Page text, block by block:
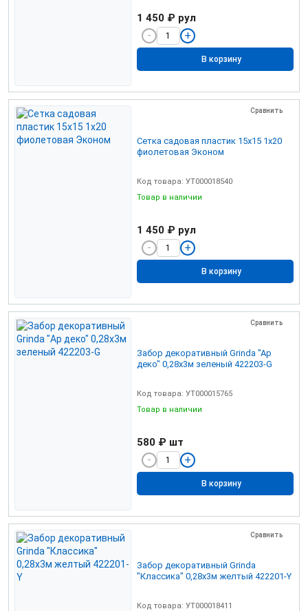
1 450 ₽ рул
В корзину
Сравнить
Сетка садовая пластик 15х15 1х20
фиолетовая Эконом
Код товара: УТ000018540
Товар в наличии
1 450 ₽ рул
В корзину
Сравнить
Забор декоративный Grinda "Ар
деко" 0,28х3м зеленый 422203-G
Код товара: УТ000015765
Товар в наличии
580 ₽ шт
В корзину
Сравнить
Забор декоративный Grinda
"Классика" 0,28х3м желтый 422201-Y
Код товара: УТ000018411